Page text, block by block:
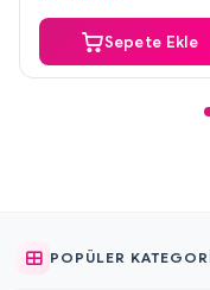
Sepete Ekle
POPÜLER